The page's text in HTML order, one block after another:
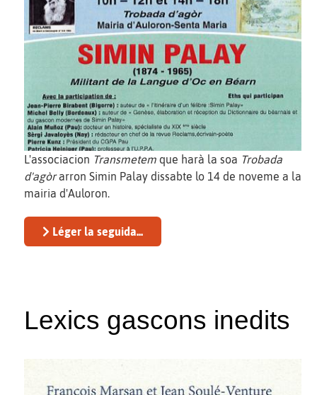
L'associacion Transmetem que harà la soa Trobada
d'agòrarron Simin Palay dissabte lo 14 de noveme a la
mairia d'Auloron.
Léger la seguida...
Lexics gascons inedits